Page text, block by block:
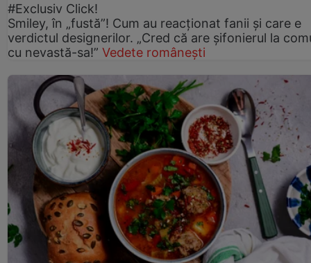
#Exclusiv Click!
Smiley, în „fustă”! Cum au reacționat fanii și care e
verdictul designerilor. „Cred că are șifonierul la
cu nevastă-sa!” Vedete românești